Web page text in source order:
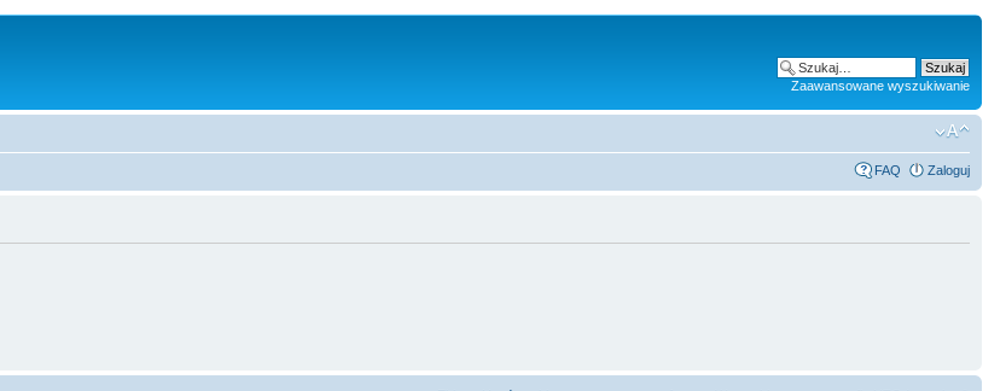
Zaawansowane wyszukiwanie
FAQ Zaloguj